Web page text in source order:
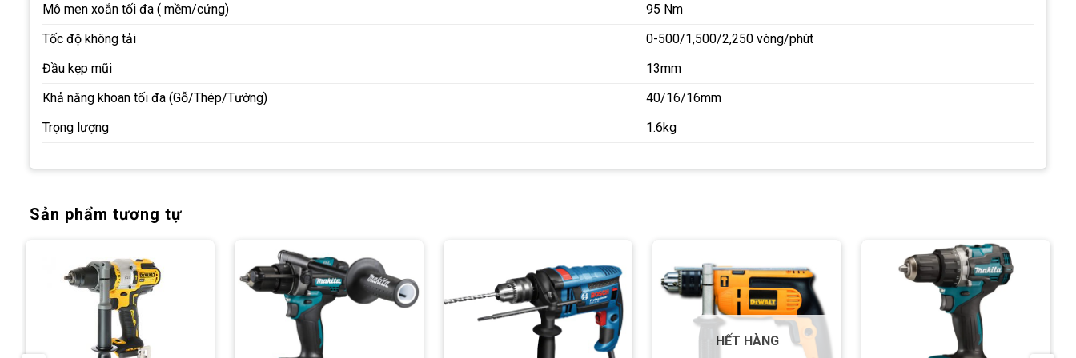
Mô men xoắn tối đa ( mềm/cứng)
95 Nm
Tốc độ không tải
0-500/1,500/2,250 vòng/phút
Đầu kẹp mũi
13mm
Khả năng khoan tối đa (Gỗ/Thép/Tường)
40/16/16mm
Trọng lượng
1.6kg
Sản phẩm tương tự
HẾT HÀNG